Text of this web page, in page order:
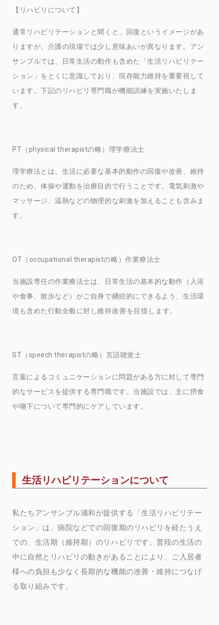
【リハビリについて】
通常リハビリテーションと聞くと、回復というイメージがあ
りますが、介護の現場では少し意味あいが異なります。アン
サンブルでは、日常生活の動作も含めた「生活リハビリテー
ション」をとくに意識しており、現存能力維持を重要視して
います。下記のリハビリ専門職が機能訓練を実施いたしま
す。
PT（physical therapistの略）理学療法士
理学療法とは、生活に必要な基本的動作の回復や改善、維持
のため、体操や運動を治療目的で行うことです。電気刺激や
マッサージ、温熱などの物理的な刺激を加えることも含みま
す。
OT（occupational therapistの略）作業療法士
当施設専任の作業療法士は、日常生活の基本的な動作（入浴
や食事、散歩など）がご自身で継続的にできるよう、生活環
境も含めた行動全般に対し維持改善を目指します。
ST（speech therapistの略）言語聴覚士
言葉によるコミュニケーションに問題がある方に対して専門
的なサービスを提供する専門職です。当施設では、主に摂食
や嚥下について専門的にケアしています。
生活リハビリテーションについて
私たちアンサンブル浦和が提供する「生活リハビリテー
ション」は、病院などでの回復期のリハビリを経たうえ
での、生活期（維持期）のリハビリです。普段の生活の
中に自然とリハビリの動きがあることにより、ご入居者
様への負担も少なく長期的な機能の改善・維持につなげ
る取り組みです。